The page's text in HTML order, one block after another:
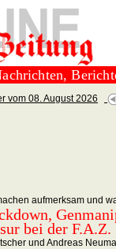
vom 08. August 2026
aufmerksam und
bei der F.A.Z.
und Andreas